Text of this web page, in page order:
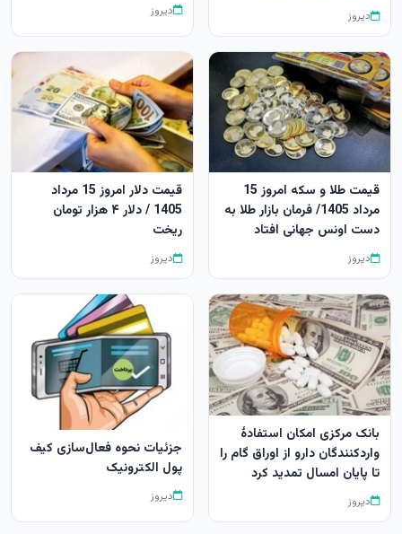
دیروز دیروز
قیمت طلا و سکه امروز 15
مرداد 1405/ فرمان بازار طلا به
دست اونس جهانی افتاد
دیروز
قیمت دلار امروز 15 مرداد
1405 / دلار ۴ هزار تومان
ریخت
دیروز
بانک مرکزی امکان استفادۀ
واردکنندگان دارو از اوراق گام را
تا پایان امسال تمدید کرد
دیروز
جزئیات نحوه فعال‌سازی کیف
پول الکترونیک
دیروز